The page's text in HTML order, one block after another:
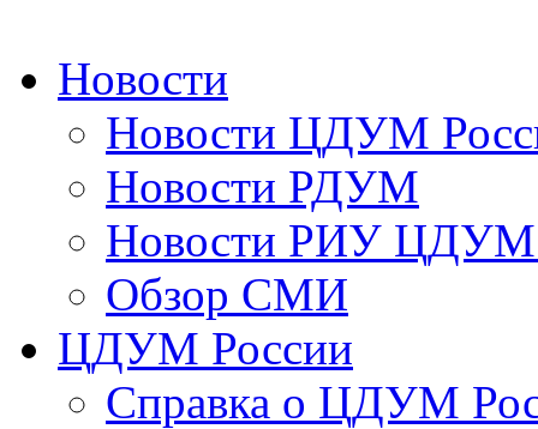
Новости
Новости ЦДУМ
Новости РДУМ
Новости РИУ ЦДУМ
Обзор СМИ
ЦДУМ России
Справка о ЦДУМ